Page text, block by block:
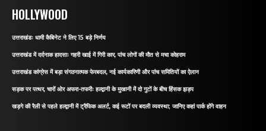
HOLLYWOOD
उत्तराखंडः धामी कैबिनेट ने लिए 15 बड़े निर्णय
उत्तराखंड में दर्दनाक हादसाः गहरी खाई में गिरी कार, पांच लोगों की मौत से मचा कोहराम
उत्तराखंड कांग्रेस में बड़ा संगठनात्मक फेरबदल, नई कार्यकारिणी और पांच समितियों का ऐलान
सड़क पर पत्थर, चारों ओर अफरा-तफरीः हल्द्वानी के मुखानी में दो गुटों के बीच हिंसक झड़प
खड़गे की रैली से पहले हल्द्वानी में ट्रैफिक अलर्ट, कई रूटों पर बदली व्यवस्था; जानिए कहां पार्क होंगे वाहन